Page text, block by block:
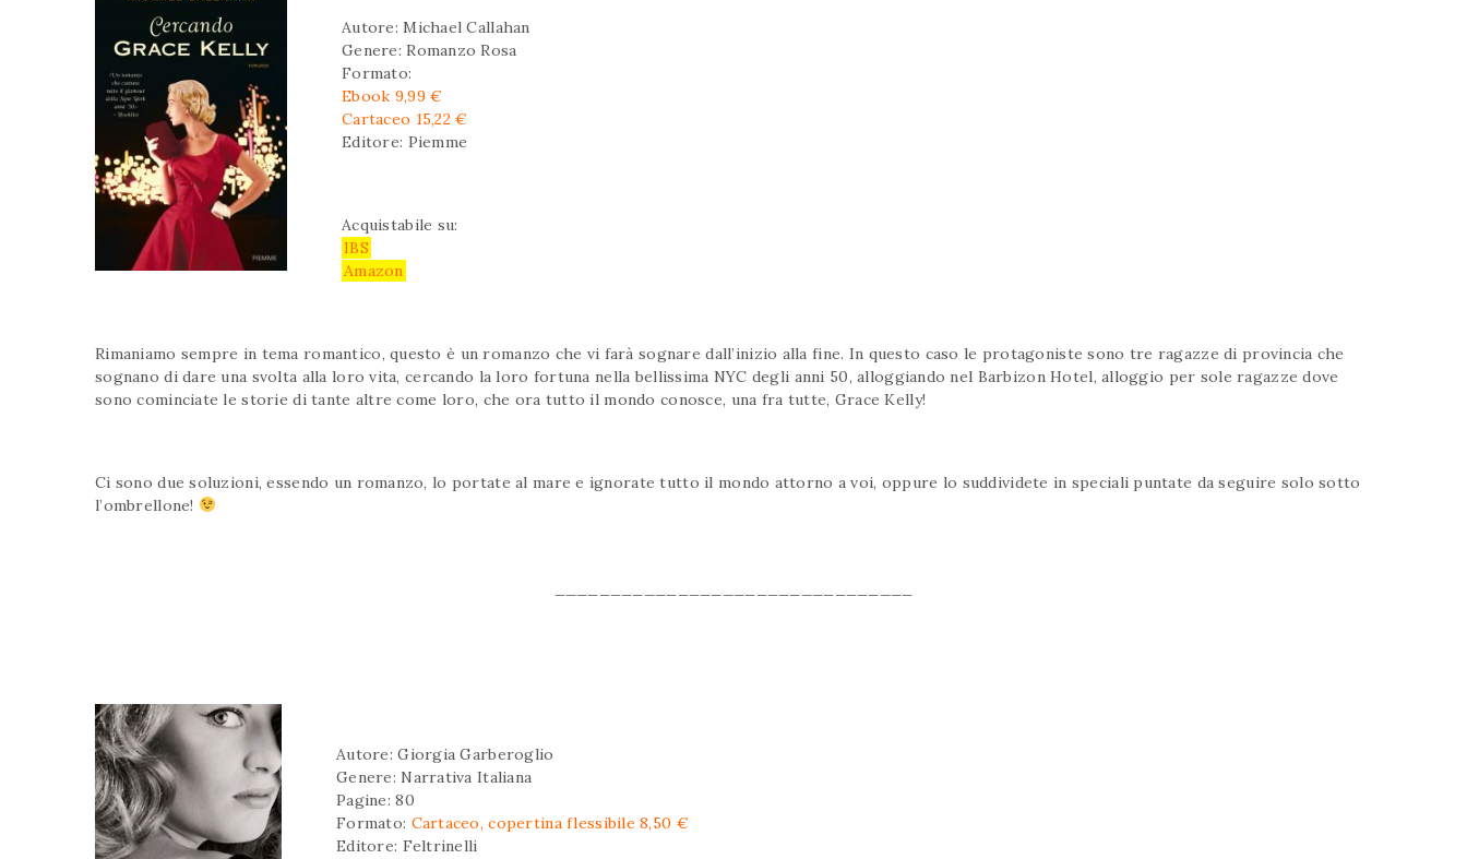
Autore: Michael Callahan
Genere: Romanzo Rosa
Formato:
Ebook 9,99 €
Cartaceo 15,22 €
Editore: Piemme
Acquistabile su:
IBS
Amazon
Rimaniamo sempre in tema romantico, questo è un romanzo che vi farà sognare dall’inizio alla fine. In questo caso le protagoniste sono tre ragazze di provincia che
sognano di dare una svolta alla loro vita, cercando la loro fortuna nella bellissima NYC degli anni 50, alloggiando nel Barbizon Hotel, alloggio per sole ragazze dove
sono cominciate le storie di tante altre come loro, che ora tutto il mondo conosce, una fra tutte, Grace Kelly!
Ci sono due soluzioni, essendo un romanzo, lo portate al mare e ignorate tutto il mondo attorno a voi, oppure lo suddividete in speciali puntate da seguire solo sotto
l’ombrellone!
Autore: Giorgia Garberoglio
Genere: Narrativa Italiana
Pagine: 80
Formato: Cartaceo, copertina flessibile 8,50 €
Editore: Feltrinelli